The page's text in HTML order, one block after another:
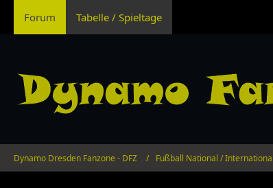
Forum Tabelle / Spieltage
Dynamo Dresden Fanzone - DFZ Fußball National / International